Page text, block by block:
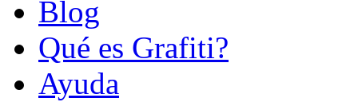
Blog
Qué es Grafiti?
Ayuda